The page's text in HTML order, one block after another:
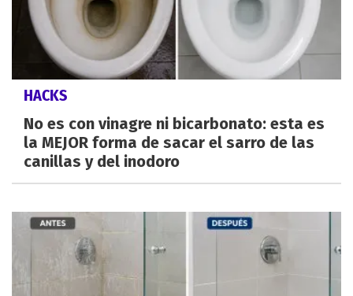
HACKS
No es con vinagre ni bicarbonato: esta es
la MEJOR forma de sacar el sarro de las
canillas y del inodoro